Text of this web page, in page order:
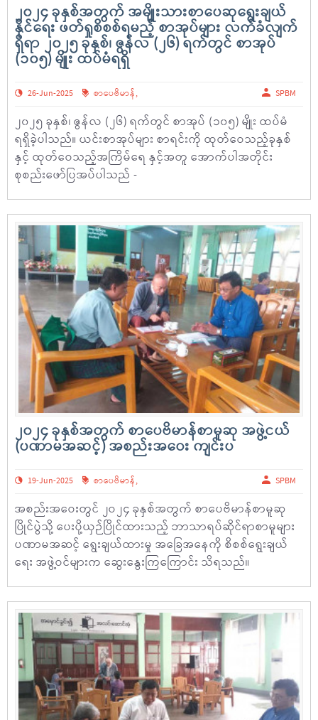
၂၀၂၄ ခုနှစ်အတွက် အမျိုးသားစာပေဆုရွေးချယ်
နိုင်ရေး ဖတ်ရှုစိစစ်ရမည့် စာအုပ်များ လက်ခံလျက်
ရှိရာ ၂၀၂၅ ခုနှစ်၊ ဇွန်လ (၂၆) ရက်တွင် စာအုပ်
(၁၀၅) မျိုး ထပ်မံရရှိ
26-Jun-2025 စာပေဗိမာန်, SPBM
၂၀၂၅ ခုနှစ်၊ ဇွန်လ (၂၆) ရက်တွင် စာအုပ် (၁၀၅) မျိုး ထပ်မံ
ရရှိခဲ့ပါသည်။ ယင်းစာအုပ်များ စာရင်းကို ထုတ်ဝေသည့်ခုနှစ်
နှင့် ထုတ်ဝေသည့်အကြိမ်ရေ နှင့်အတူ အောက်ပါအတိုင်း
စုစည်းဖော်ပြအပ်ပါသည် -
၂၀၂၄ ခုနှစ်အတွက် စာပေဗိမာန်စာမူဆု အဖွဲ့ငယ်
(ပဏာမအဆင့်) အစည်းအဝေး ကျင်းပ
19-Jun-2025 စာပေဗိမာန်, SPBM
အစည်းအဝေးတွင် ၂ဝ၂၄ ခုနှစ်အတွက် စာပေဗိမာန်စာမူဆု
ပြိုင်ပွဲသို့ ပေးပို့ယှဉ်ပြိုင်ထားသည့် ဘာသာရပ်ဆိုင်ရာစာမူများ
ပဏာမအဆင့် ရွေးချယ်ထားမှု အခြေအနေကို စိစစ်ရွေးချယ်
ရေး အဖွဲ့ဝင်များက ဆွေးနွေးကြကြောင်း သိရသည်။